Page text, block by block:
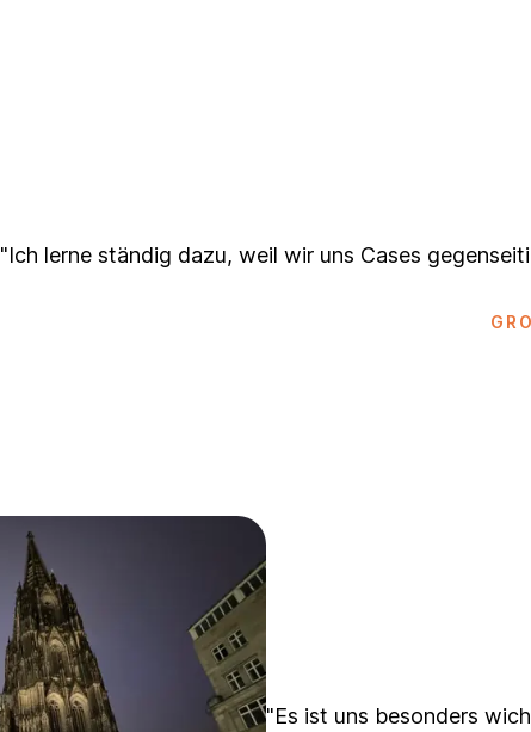
"Ich lerne ständig dazu, weil wir uns Cases
"Es ist uns besonders